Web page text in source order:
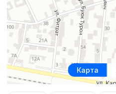
Карта